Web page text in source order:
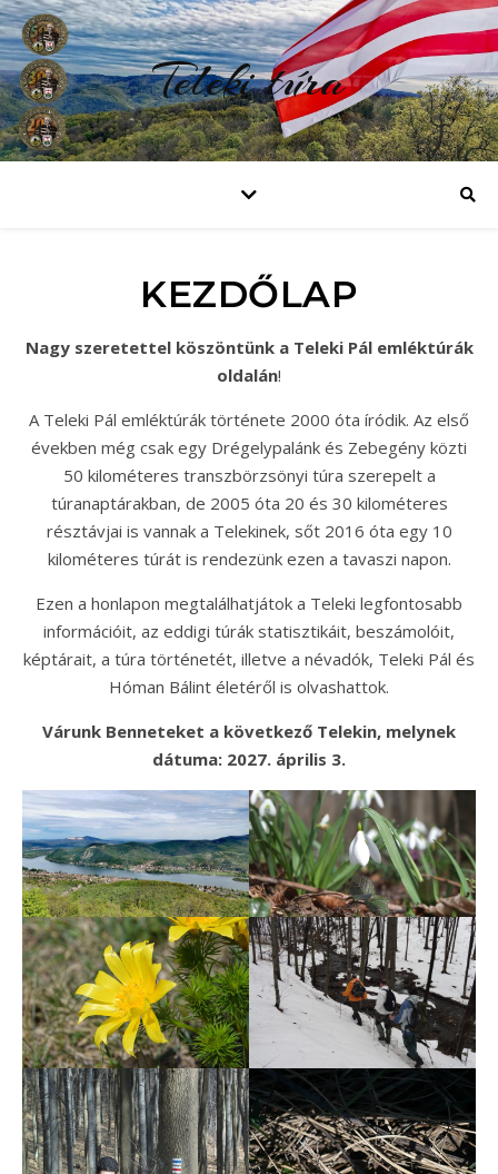
Teleki túra
KEZDŐLAP
Nagy szeretettel köszöntünk a Teleki Pál emléktúrák
oldalán!
A Teleki Pál emléktúrák története 2000 óta íródik. Az első
években még csak egy Drégelypalánk és Zebegény közti
50 kilométeres transzbörzsönyi túra szerepelt a
túranaptárakban, de 2005 óta 20 és 30 kilométeres
résztávjai is vannak a Telekinek, sőt 2016 óta egy 10
kilométeres túrát is rendezünk ezen a tavaszi napon.
Ezen a honlapon megtalálhatjátok a Teleki legfontosabb
információit, az eddigi túrák statisztikáit, beszámolóit,
képtárait, a túra történetét, illetve a névadók, Teleki Pál és
Hóman Bálint életéről is olvashattok.
Várunk Benneteket a következő Telekin, melynek
dátuma: 2027. április 3.